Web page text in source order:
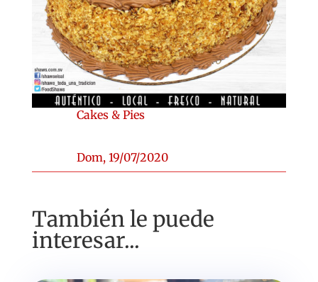
Cakes & Pies
Dom, 19/07/2020
También le puede
interesar...